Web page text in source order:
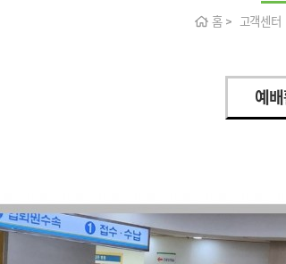
홈 > 고객센터
예